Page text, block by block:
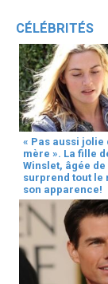
CÉLÉBRITÉS
« Pas aussi jolie
mère ». La fille
Winslet, âgée de
surprend tout le
son apparence!